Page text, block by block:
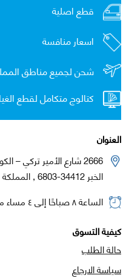
قطع اصلية
اسعار منافسة
شحن لجميع مناطق
كتالوج متكامل لقطع
العنوان
2666 شارع الأمير تركي – الكورنيش , وحدة رقم 102
الخبر 34412-6803 , المملكة العربية السعودية
الساعة ٨ صباحًا إلى ٤ مساء من الأحد إلى الخميس
كيفية التسوق
حالة الطلب
سياسة الارجاع